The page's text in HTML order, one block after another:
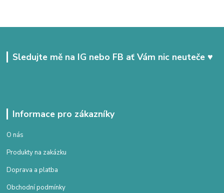
Sledujte mě na IG nebo FB ať Vám nic neuteče ♥
Informace pro zákazníky
O nás
Produkty na zakázku
Doprava a platba
Obchodní podmínky